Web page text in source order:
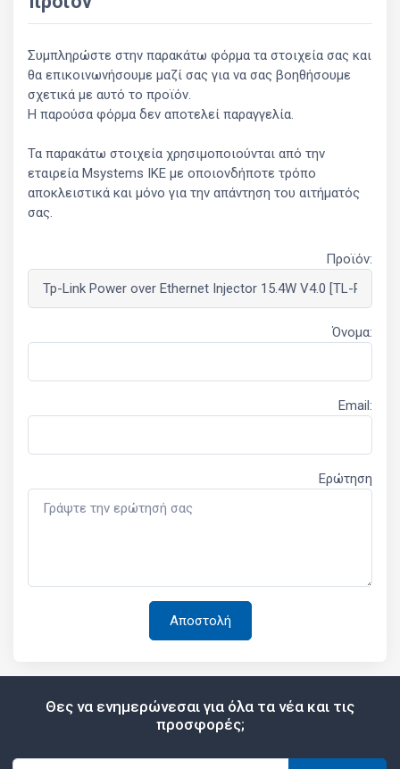
Συμπληρώστε στην παρακάτω φόρμα τα στοιχεία σας και
θα επικοινωνήσουμε μαζί σας για να σας βοηθήσουμε
σχετικά με αυτό το προϊόν.
Η παρούσα φόρμα δεν αποτελεί παραγγελία.
Τα παρακάτω στοιχεία χρησιμοποιούνται από την
εταιρεία Msystems ΙΚΕ με οποιονδήποτε τρόπο
αποκλειστικά και μόνο για την απάντηση του αιτήματός
σας.
Προϊόν:
Όνομα:
Email:
Ερώτηση
Θες να ενημερώνεσαι για όλα τα νέα και τις
προσφορές;